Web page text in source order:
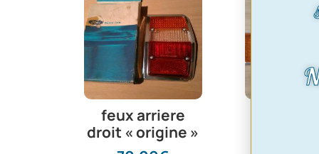
feux arriere
droit « origine »
mk2-